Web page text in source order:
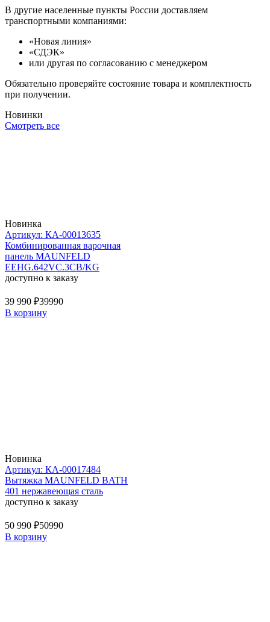
В другие населенные пункты России доставляем
транспортными компаниями:
«Новая линия»
«СДЭК»
или другая по согласованию с менеджером
Обязательно проверяйте состояние товара и комплектность
при получении.
Новинки
Смотреть все
Новинка
Артикул: КА-00013635
Комбинированная варочная
панель MAUNFELD
EEHG.642VC.3CB/KG
доступно к заказу
39 990 ₽39990
В корзину
Новинка
Артикул: КА-00017484
Вытяжка MAUNFELD BATH
401 нержавеющая сталь
доступно к заказу
50 990 ₽50990
В корзину